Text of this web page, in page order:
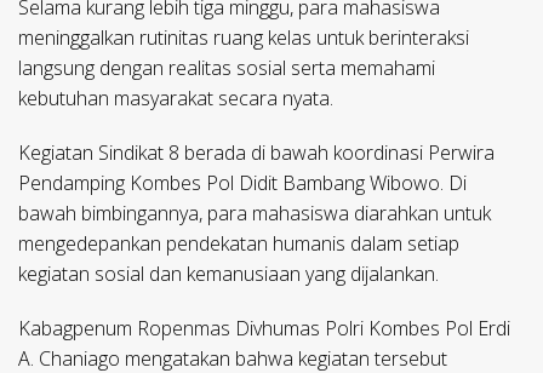
Selama kurang lebih tiga minggu, para mahasiswa
meninggalkan rutinitas ruang kelas untuk berinteraksi
langsung dengan realitas sosial serta memahami
kebutuhan masyarakat secara nyata.
Kegiatan Sindikat 8 berada di bawah koordinasi Perwira
Pendamping Kombes Pol Didit Bambang Wibowo. Di
bawah bimbingannya, para mahasiswa diarahkan untuk
mengedepankan pendekatan humanis dalam setiap
kegiatan sosial dan kemanusiaan yang dijalankan.
Kabagpenum Ropenmas Divhumas Polri Kombes Pol Erdi
A. Chaniago mengatakan bahwa kegiatan tersebut